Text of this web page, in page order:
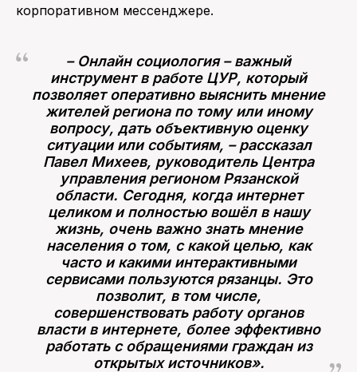
корпоративном мессенджере.
– Онлайн социология – важный
инструмент в работе ЦУР, который
позволяет оперативно выяснить мнение
жителей региона по тому или иному
вопросу, дать объективную оценку
ситуации или событиям, – рассказал
Павел Михеев, руководитель Центра
управления регионом Рязанской
области. Сегодня, когда интернет
целиком и полностью вошёл в нашу
жизнь, очень важно знать мнение
населения о том, с какой целью, как
часто и какими интерактивными
сервисами пользуются рязанцы. Это
позволит, в том числе,
совершенствовать работу органов
власти в интернете, более эффективно
работать с обращениями граждан из
открытых источников».